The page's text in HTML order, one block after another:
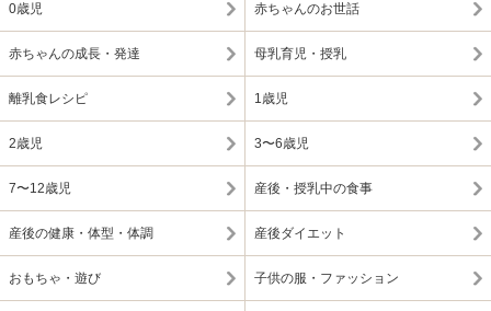
0歳児 赤ちゃんのお世話
赤ちゃんの成長・発達 母乳育児・授乳
離乳食レシピ 1歳児
2歳児 3〜6歳児
7〜12歳児 産後・授乳中の食事
産後の健康・体型・体調 産後ダイエット
おもちゃ・遊び 子供の服・ファッション